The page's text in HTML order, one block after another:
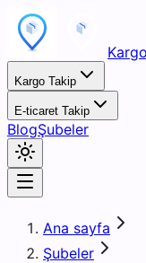
Kargo Takip
E-ticaret Takip
BlogŞubeler
Ana sayfa
Şubeler